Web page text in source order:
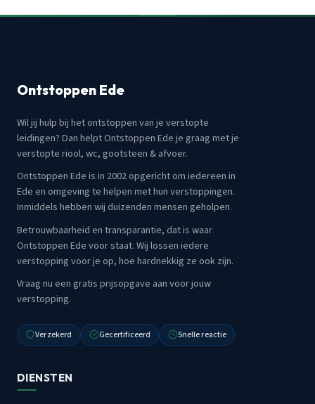
Ontstoppen Ede
Wil jij hulp bij het ontstoppen van je verstopte
leidingen? Dan helpt Ontstoppen Ede je graag met je
verstopte riool, wc, gootsteen & afvoer.
Ontstoppen Ede is in 2002 opgericht om iedereen in
Ede en omgeving te helpen met hun verstoppingen.
Inmiddels hebben wij duizenden mensen geholpen.
Betrouwbaarheid en transparantie, dat is waar
Ontstoppen Ede voor staat. Wij lossen iedere
verstopping voor je op, hoe hardnekkig ze ook zijn.
Vraag nu een gratis prijsopgave aan voor jouw
verstopping.
Verzekerd Gecertificeerd Snelle reactie
DIENSTEN